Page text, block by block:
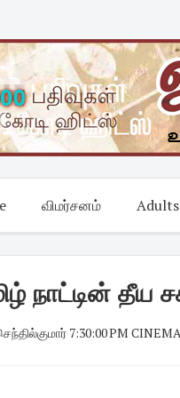
விமர்சனம் Adults
நாட்டின் தீய
7:30:00 PM ·